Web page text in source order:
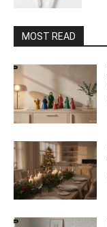
MOST READ